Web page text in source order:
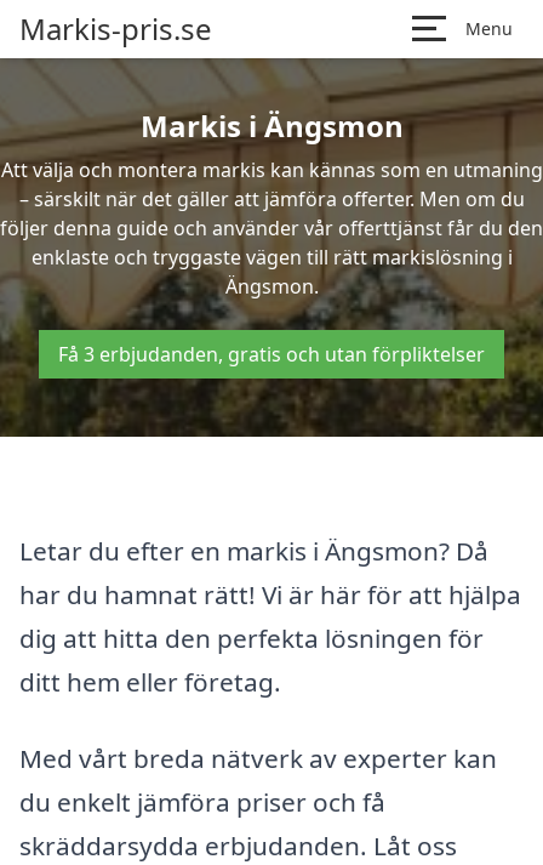
Markis-pris.se Menu
Markis i Ängsmon
Att välja och montera markis kan kännas som en utmaning
– särskilt när det gäller att jämföra offerter. Men om du
följer denna guide och använder vår offerttjänst får du den
enklaste och tryggaste vägen till rätt markislösning i
Ängsmon.
Få 3 erbjudanden, gratis och utan förpliktelser
Letar du efter en markis i Ängsmon? Då
har du hamnat rätt! Vi är här för att hjälpa
dig att hitta den perfekta lösningen för
ditt hem eller företag.
Med vårt breda nätverk av experter kan
du enkelt jämföra priser och få
skräddarsydda erbjudanden. Låt oss